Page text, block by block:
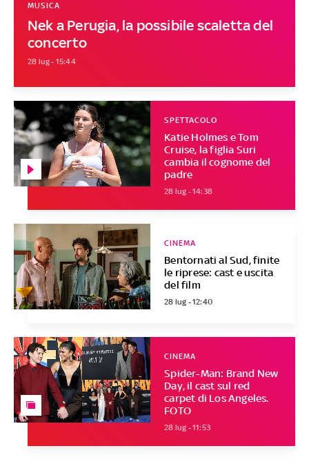
Nek a Perugia, la possibile scaletta del
concerto
MUSICA
28 lug - 15:44
Katie Holmes e Tom
Cruise, la figlia Suri
cambia il cognome del
padre
SPETTACOLO
28 lug - 14:38
Bentornati al Sud, finite
le riprese: cast e uscita
del film
CINEMA
28 lug - 12:40
Spider-Man: Brand New
Day, il cast sul red
carpet di Los Angeles.
FOTO
CINEMA
28 lug - 11:53